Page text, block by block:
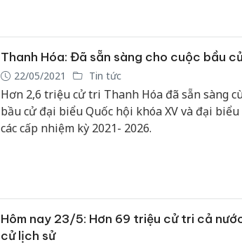
Thanh Hóa: Đã sẵn sàng cho cuộc bầu
22/05/2021 Tin tức
Hơn 2,6 triệu cử tri Thanh Hóa đã sẵn sàng
bầu cử đại biểu Quốc hội khóa XV và đại
các cấp nhiệm kỳ 2021- 2026.
Hôm nay 23/5: Hơn 69 triệu cử tri cả
cử lịch sử